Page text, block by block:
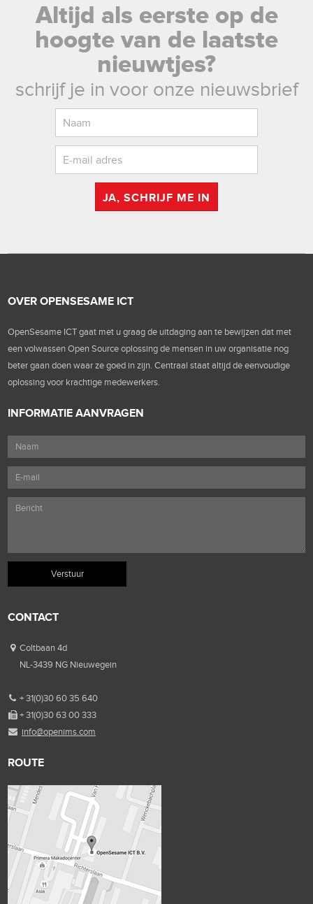
Altijd als eerste op de
hoogte van de laatste
nieuwtjes?
schrijf je in voor onze nieuwsbrief
JA, SCHRIJF ME IN
OVER OPENSESAME ICT
OpenSesame ICT gaat met u graag de uitdaging aan te bewijzen dat met
een volwassen Open Source oplossing de mensen in uw organisatie nog
beter gaan doen waar ze goed in zijn. Centraal staat altijd de eenvoudige
oplossing voor krachtige medewerkers.
INFORMATIE AANVRAGEN
CONTACT
Coltbaan 4d
NL-3439 NG Nieuwegein
+ 31(0)30 60 35 640
+ 31(0)30 63 00 333
info@openims.com
ROUTE